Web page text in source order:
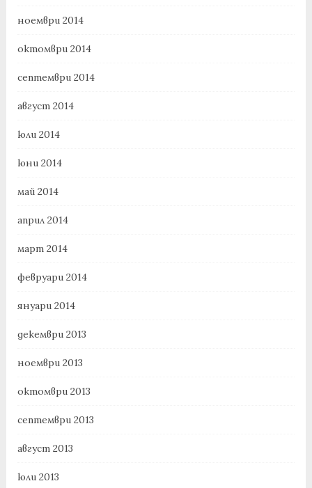
ноември 2014
октомври 2014
септември 2014
август 2014
юли 2014
юни 2014
май 2014
април 2014
март 2014
февруари 2014
януари 2014
декември 2013
ноември 2013
октомври 2013
септември 2013
август 2013
юли 2013